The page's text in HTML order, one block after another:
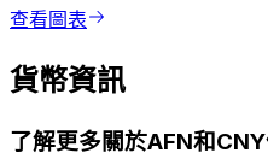
查看圖表
貨幣資訊
了解更多關於AFN和